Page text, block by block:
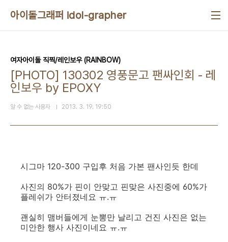
아이돌그래퍼 idol-grapher
여자아이돌 직찍/레인보우 (RAINBOW)
[PHOTO] 130302 영풍문고 팬싸인회 - 레
인보우 by EPOXY
알 수 없는 사용자 2013. 3. 19. 19:50
시그마 120-300 구입후 처음 가본 팬사인듯 한데
사진의 80%가 핀이 안맞고 핀맞은 사진중에 60%가
플레쉬가 안터졌네요 ㅠ.ㅠ
괜실히 맴버들에게 눈뽕만 날리고 건진 사진은 없는
미안한 행사 사진이네요 ㅠ.ㅠ